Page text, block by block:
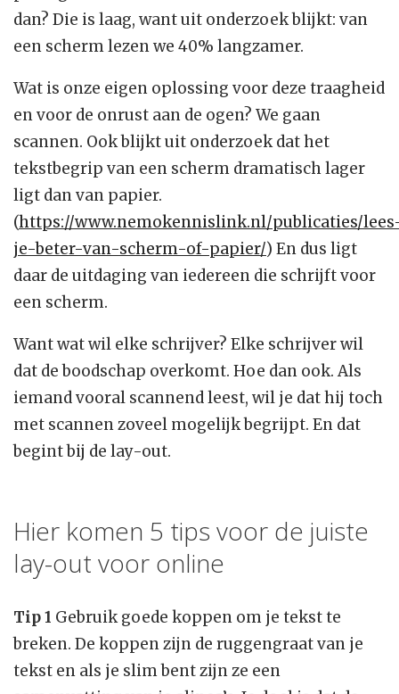
dan? Die is laag, want uit onderzoek blijkt: van
een scherm lezen we 40% langzamer.
Wat is onze eigen oplossing voor deze traagheid
en voor de onrust aan de ogen? We gaan
scannen. Ook blijkt uit onderzoek dat het
tekstbegrip van een scherm dramatisch lager
ligt dan van papier.
(https://www.nemokennislink.nl/publicaties/
je-beter-van-scherm-of-papier/) En dus ligt
daar de uitdaging van iedereen die schrijft voor
een scherm.
Want wat wil elke schrijver? Elke schrijver wil
dat de boodschap overkomt. Hoe dan ook. Als
iemand vooral scannend leest, wil je dat hij toch
met scannen zoveel mogelijk begrijpt. En dat
begint bij de lay-out.
Hier komen 5 tips voor de juiste
lay-out voor online
Tip 1 Gebruik goede koppen om je tekst te
breken. De koppen zijn de ruggengraat van je
tekst en als je slim bent zijn ze een